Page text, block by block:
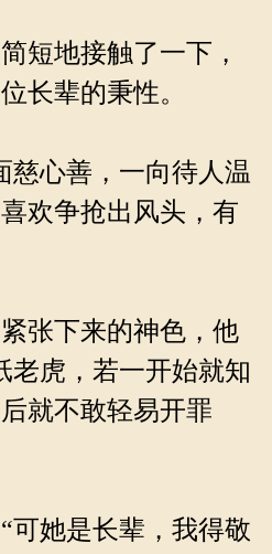
短地接触了一下，
长辈的秉性。
心善，一向待人温
欢争抢出风头，有
张下来的神色，他
老虎，若一开始就知
就不敢轻易开罪
她是长辈，我得敬